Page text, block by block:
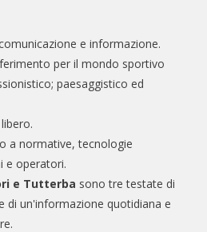
e informazione.
per il mondo sportivo
paesaggistico ed
a normative, tecnologie
e operatori.
e Tutterba sono tre testate di
di un'informazione quotidiana e